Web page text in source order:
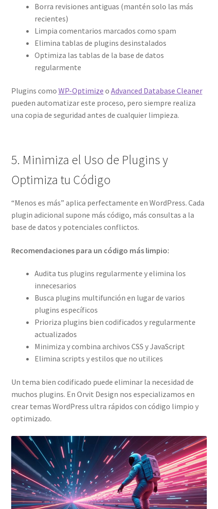
Borra revisiones antiguas (mantén solo las más
recientes)
Limpia comentarios marcados como spam
Elimina tablas de plugins desinstalados
Optimiza las tablas de la base de datos
regularmente
Plugins como WP-Optimize o Advanced Database Cleaner
pueden automatizar este proceso, pero siempre realiza
una copia de seguridad antes de cualquier limpieza.
5. Minimiza el Uso de Plugins y
Optimiza tu Código
“Menos es más” aplica perfectamente en WordPress. Cada
plugin adicional supone más código, más consultas a la
base de datos y potenciales conflictos.
Recomendaciones para un código más limpio:
Audita tus plugins regularmente y elimina los
innecesarios
Busca plugins multifunción en lugar de varios
plugins específicos
Prioriza plugins bien codificados y regularmente
actualizados
Minimiza y combina archivos CSS y JavaScript
Elimina scripts y estilos que no utilices
Un tema bien codificado puede eliminar la necesidad de
muchos plugins. En Orvit Design nos especializamos en
crear temas WordPress ultra rápidos con código limpio y
optimizado.